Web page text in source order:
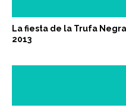
La fiesta de la Trufa
2013